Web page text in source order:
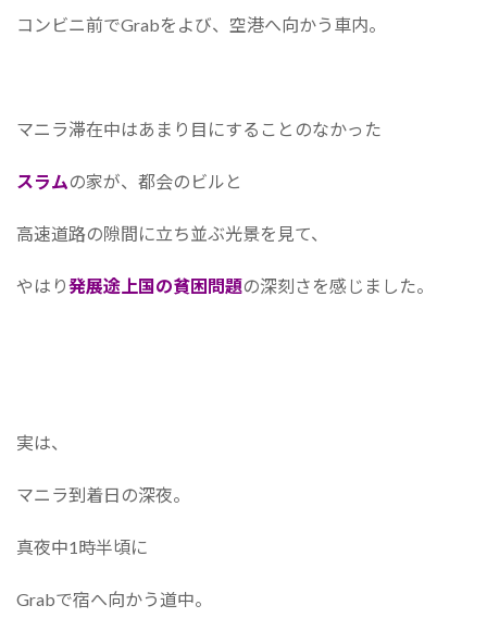
コンビニ前でGrabをよび、空港へ向かう車内。
マニラ滞在中はあまり目にすることのなかった
スラム の家が、都会のビルと
高速道路の隙間に立ち並ぶ光景を見て、
やはり発展途上国の貧困問題の深刻さを感じました。
実は、
マニラ到着日の深夜。
真夜中1時半頃に
Grabで宿へ向かう道中。